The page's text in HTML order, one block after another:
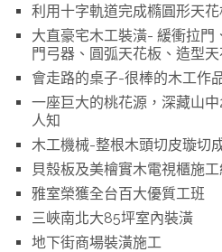
利用十字軌道完成橢圓形天花
大直豪宅木工裝潢- 緩衝拉門
門弓器、圓弧天花板、造型天
會走路的桌子-很棒的木工作
一座巨大的桃花源，深藏山
人知
木工機械-整根木頭切皮璇切
貝殼板及美檜實木電視櫃施
雅室榮獲全台百大優質工班
三峽南北大85坪室內裝潢
地下街商場裝潢施工